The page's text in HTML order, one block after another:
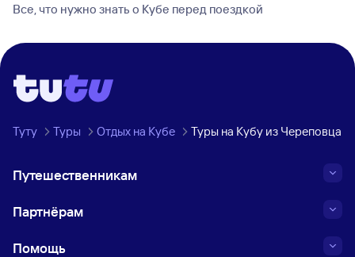
Все, что нужно знать о Кубе перед поездкой
Туту Туры Отдых на Кубе Туры на Кубу из Череповца
Путешественникам
Партнёрам
Помощь